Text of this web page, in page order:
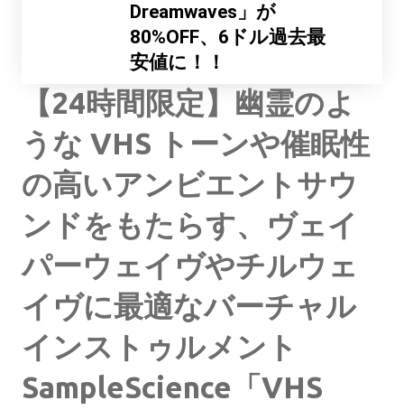
Dreamwaves」が
80%OFF、6ドル過去最
安値に！！
【24時間限定】幽霊のよ
うな VHS トーンや催眠性
の高いアンビエントサウ
ンドをもたらす、ヴェイ
パーウェイヴやチルウェ
イヴに最適なバーチャル
インストゥルメント
SampleScience「VHS